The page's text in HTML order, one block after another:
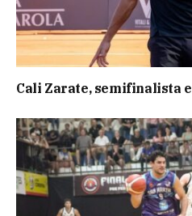
Cali Zarate, semifinalista